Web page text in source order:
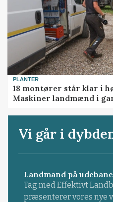
PLANTER
18 montører står klar i
Maskiner landmænd i
Vi går i
Landmand på udebane
Tag med Effektivt
præsenterer vores nye